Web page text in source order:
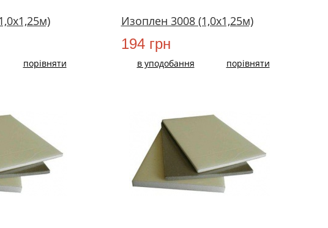
порівняти
Изоплен 3008 (1,0х1,25м)
194 грн
в уподобання порівняти